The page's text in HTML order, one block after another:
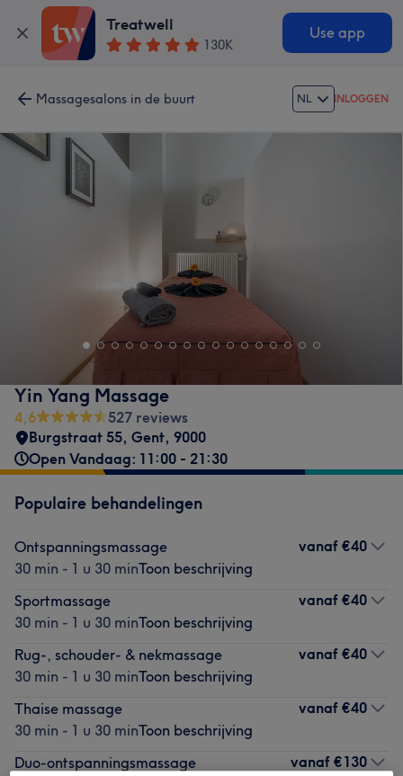
Treatwell
130K
Use app
Massagesalons in de buurt NL INLOGGEN
Yin Yang Massage
4,6
527 reviews
Burgstraat 55, Gent, 9000
Open Vandaag: 11:00 - 21:30
Populaire behandelingen
Ontspanningsmassage
30 min - 1 u 30 minToon beschrijving
vanaf €40
Sportmassage
30 min - 1 u 30 minToon beschrijving
vanaf €40
Rug-, schouder- & nekmassage
30 min - 1 u 30 minToon beschrijving
vanaf €40
Thaise massage
30 min - 1 u 30 minToon beschrijving
vanaf €40
Duo-ontspanningsmassage
vanaf €130